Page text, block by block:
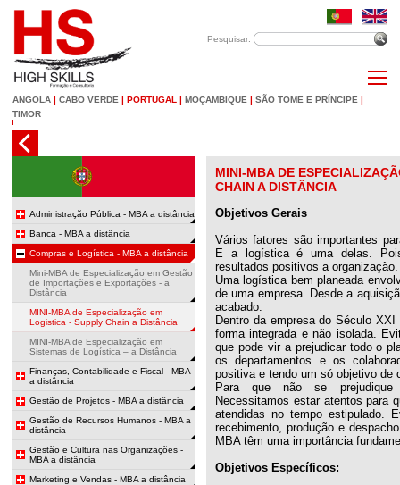
Pesquisar:
ANGOLA | CABO VERDE | PORTUGAL | MOÇAMBIQUE | SÃO TOME E PRÍNCIPE |
TIMOR
Administração Pública - MBA a distância
Banca - MBA a distância
Compras e Logística - MBA a distância
Mini-MBA de Especialização em Gestão
de Importações e Exportações - a
Distância
MINI-MBA de Especialização em
Logistica - Supply Chain a Distância
MINI-MBA de Especialização em
Sistemas de Logística – a Distância
Finanças, Contabilidade e Fiscal - MBA
a distância
Gestão de Projetos - MBA a distância
Gestão de Recursos Humanos - MBA a
distância
Gestão e Cultura nas Organizações -
MBA a distância
Marketing e Vendas - MBA a distância
MINI-MBA DE
CHAIN A DISTÂNCIA
Objetivos Gerais
Vários fatores são importantes
E a logística é uma delas.
resultados positivos a organização.
Uma logística bem planeada
de uma empresa. Desde a
acabado.
Dentro da empresa do Século
forma integrada e não isolada.
que pode vir a prejudicar todo o
os departamentos e os
positiva e tendo um só objetivo de
Para que não se
Necessitamos estar atentos para
atendidas no tempo estipulado.
recebimento, produção e
MBA têm uma importância
Objetivos Específicos: